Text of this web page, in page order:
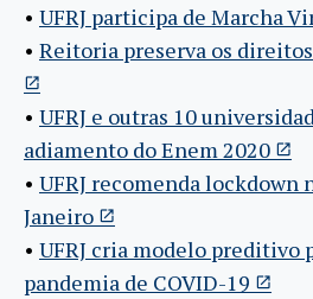
• UFRJ participa de Marcha
• Reitoria preserva os
• UFRJ e outras 10
adiamento do Enem 2020
• UFRJ recomenda lockdown
Janeiro
• UFRJ cria modelo preditivo
pandemia de COVID-19